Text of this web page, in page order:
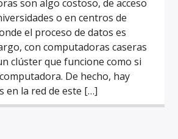
son algo costoso, de acceso
o en centros de
el proceso de datos es
con computadoras caseras
clúster que funcione como si
De hecho, hay
en la red de este […]